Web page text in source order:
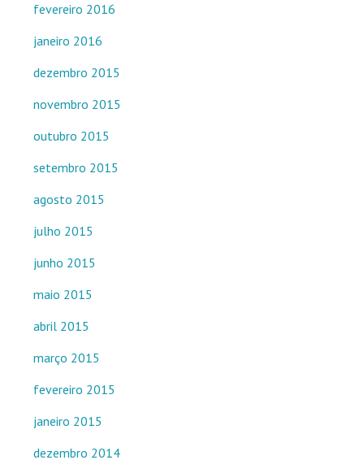
fevereiro 2016
janeiro 2016
dezembro 2015
novembro 2015
outubro 2015
setembro 2015
agosto 2015
julho 2015
junho 2015
maio 2015
abril 2015
março 2015
fevereiro 2015
janeiro 2015
dezembro 2014